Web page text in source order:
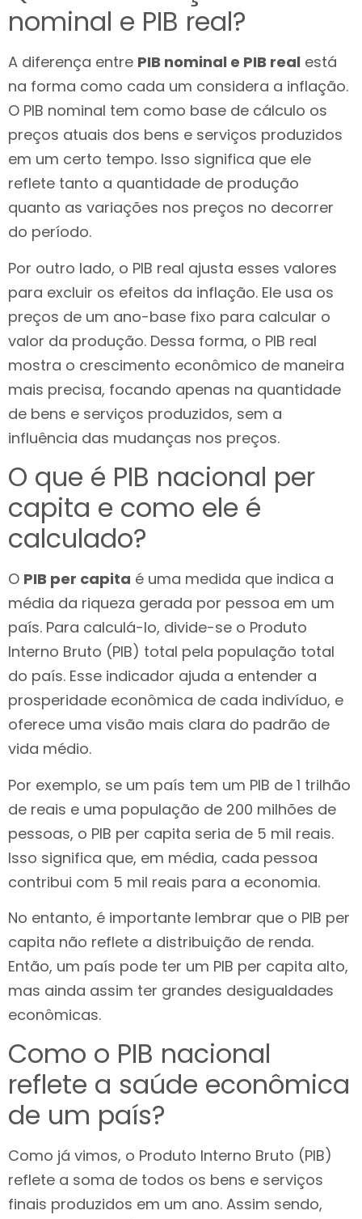
nominal e PIB real?
A diferença entre PIB nominal e PIB real está
na forma como cada um considera a inflação.
O PIB nominal tem como base de cálculo os
preços atuais dos bens e serviços produzidos
em um certo tempo. Isso significa que ele
reflete tanto a quantidade de produção
quanto as variações nos preços no decorrer
do período.
Por outro lado, o PIB real ajusta esses valores
para excluir os efeitos da inflação. Ele usa os
preços de um ano-base fixo para calcular o
valor da produção. Dessa forma, o PIB real
mostra o crescimento econômico de maneira
mais precisa, focando apenas na quantidade
de bens e serviços produzidos, sem a
influência das mudanças nos preços.
O que é PIB nacional per
capita e como ele é
calculado?
O PIB per capita é uma medida que indica a
média da riqueza gerada por pessoa em um
país. Para calculá-lo, divide-se o Produto
Interno Bruto (PIB) total pela população total
do país. Esse indicador ajuda a entender a
prosperidade econômica de cada indivíduo, e
oferece uma visão mais clara do padrão de
vida médio.
Por exemplo, se um país tem um PIB de 1 trilhão
de reais e uma população de 200 milhões de
pessoas, o PIB per capita seria de 5 mil reais.
Isso significa que, em média, cada pessoa
contribui com 5 mil reais para a economia.
No entanto, é importante lembrar que o PIB per
capita não reflete a distribuição de renda.
Então, um país pode ter um PIB per capita alto,
mas ainda assim ter grandes desigualdades
econômicas.
Como o PIB nacional
reflete a saúde econômica
de um país?
Como já vimos, o Produto Interno Bruto (PIB)
reflete a soma de todos os bens e serviços
finais produzidos em um ano. Assim sendo,